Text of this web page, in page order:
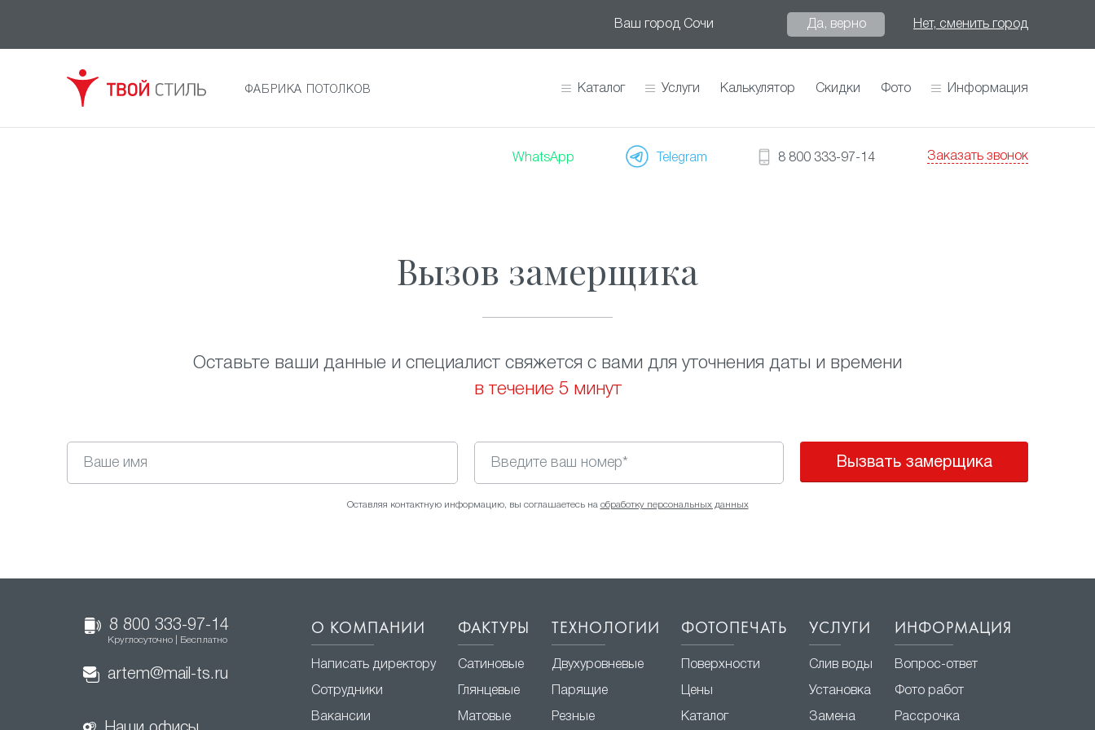
Ваш город Сочи Да, верно Нет, сменить город
ФАБРИКА ПОТОЛКОВ Каталог Услуги Калькулятор Скидки Фото Информация
WhatsApp Telegram 8 800 333-97-14 Заказать звонок
Вызов замерщика
Оставьте ваши данные и специалист свяжется с вами для уточнения даты и времени
в течение 5 минут
Вызвать замерщика
Оставляя контактную информацию, вы соглашаетесь на обработку персональных данных
8 800 333-97-14
Круглосуточно | Бесплатно
artem@mail-ts.ru
О КОМПАНИИ
Написать директору
Сотрудники
Вакансии
ФАКТУРЫ
Сатиновые
Глянцевые
Матовые
ТЕХНОЛОГИИ
Двухуровневые
Парящие
Резные
ФОТОПЕЧАТЬ
Поверхности
Цены
Каталог
УСЛУГИ
Слив воды
Установка
Замена
ИНФОРМАЦИЯ
Вопрос-ответ
Фото работ
Рассрочка